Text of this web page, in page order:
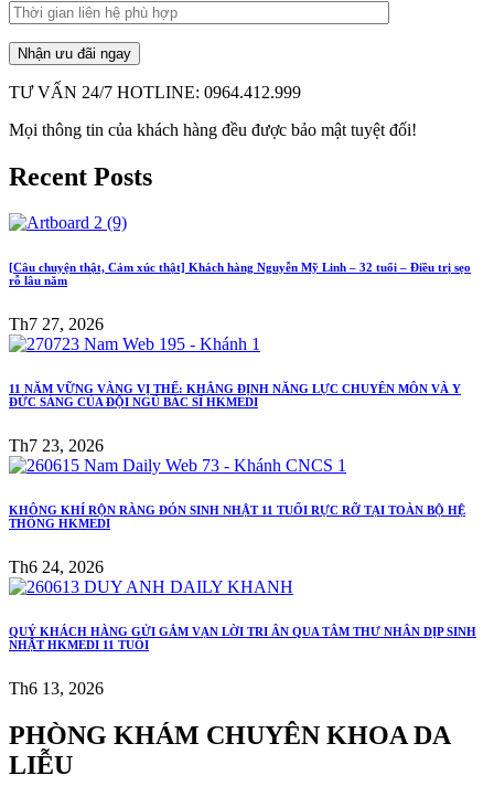
TƯ VẤN 24/7 HOTLINE: 0964.412.999
Mọi thông tin của khách hàng đều được bảo mật tuyệt đối!
Recent Posts
[Câu chuyện thật, Cảm xúc thật] Khách hàng Nguyễn Mỹ Linh – 32 tuổi – Điều trị sẹo
rỗ lâu năm
Th7 27, 2026
11 NĂM VỮNG VÀNG VỊ THẾ: KHẲNG ĐỊNH NĂNG LỰC CHUYÊN MÔN VÀ Y
ĐỨC SÁNG CỦA ĐỘI NGŨ BÁC SĨ HKMEDI
Th7 23, 2026
KHÔNG KHÍ RỘN RÀNG ĐÓN SINH NHẬT 11 TUỔI RỰC RỠ TẠI TOÀN BỘ HỆ
THỐNG HKMEDI
Th6 24, 2026
QUÝ KHÁCH HÀNG GỬI GẮM VẠN LỜI TRI ÂN QUA TÂM THƯ NHÂN DỊP SINH
NHẬT HKMEDI 11 TUỔI
Th6 13, 2026
PHÒNG KHÁM CHUYÊN KHOA DA
LIỄU